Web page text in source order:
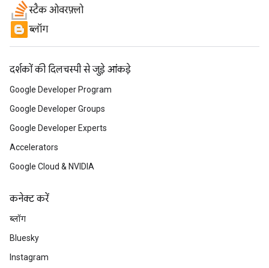
स्टैक ओवरफ़्लो
ब्लॉग
दर्शकों की दिलचस्पी से जुड़े आंकड़े
Google Developer Program
Google Developer Groups
Google Developer Experts
Accelerators
Google Cloud & NVIDIA
कनेक्ट करें
ब्लॉग
Bluesky
Instagram